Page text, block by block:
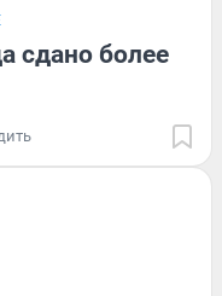
сдано более